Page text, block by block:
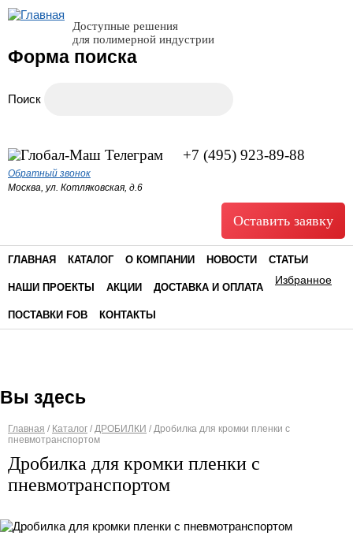
Доступные решения
для полимерной индустрии
Форма поиска
Поиск
+7 (495) 923-89-88
Обратный звонок
Москва, ул. Котляковская, д.6
Оставить заявку
ГЛАВНАЯ КАТАЛОГ О КОМПАНИИ НОВОСТИ СТАТЬИ
НАШИ ПРОЕКТЫ АКЦИИ ДОСТАВКА И ОПЛАТА
ПОСТАВКИ FOB КОНТАКТЫ
Избранное
Вы здесь
Главная / Каталог / ДРОБИЛКИ / Дробилка для кромки пленки с
пневмотранспортом
Дробилка для кромки пленки с
пневмотранспортом